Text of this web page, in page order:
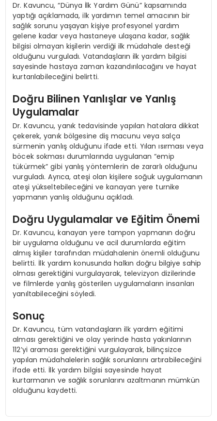
Dr. Kavuncu, “Dünya İlk Yardım Günü” kapsamında
yaptığı açıklamada, ilk yardımın temel amacının bir
sağlık sorunu yaşayan kişiye profesyonel yardım
gelene kadar veya hastaneye ulaşana kadar, sağlık
bilgisi olmayan kişilerin verdiği ilk müdahale desteği
olduğunu vurguladı. Vatandaşların ilk yardım bilgisi
sayesinde hastaya zaman kazandırılacağını ve hayat
kurtarılabileceğini belirtti.
Doğru Bilinen Yanlışlar ve Yanlış
Uygulamalar
Dr. Kavuncu, yanık tedavisinde yapılan hatalara dikkat
çekerek, yanık bölgesine diş macunu veya salça
sürmenin yanlış olduğunu ifade etti. Yılan ısırması veya
böcek sokması durumlarında uygulanan “emip
tükürmek” gibi yanlış yöntemlerin de zararlı olduğunu
vurguladı. Ayrıca, ateşi olan kişilere soğuk uygulamanın
ateşi yükseltebileceğini ve kanayan yere turnike
yapmanın yanlış olduğunu açıkladı.
Doğru Uygulamalar ve Eğitim Önemi
Dr. Kavuncu, kanayan yere tampon yapmanın doğru
bir uygulama olduğunu ve acil durumlarda eğitim
almış kişiler tarafından müdahalenin önemli olduğunu
belirtti. İlk yardım konusunda halkın doğru bilgiye sahip
olması gerektiğini vurgulayarak, televizyon dizilerinde
ve filmlerde yanlış gösterilen uygulamaların insanları
yanıltabileceğini söyledi.
Sonuç
Dr. Kavuncu, tüm vatandaşların ilk yardım eğitimi
alması gerektiğini ve olay yerinde hasta yakınlarının
112’yi araması gerektiğini vurgulayarak, bilinçsizce
yapılan müdahalelerin sağlık sorunlarını artırabileceğini
ifade etti. İlk yardım bilgisi sayesinde hayat
kurtarmanın ve sağlık sorunlarını azaltmanın mümkün
olduğunu kaydetti.